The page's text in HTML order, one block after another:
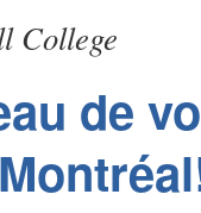
College
de